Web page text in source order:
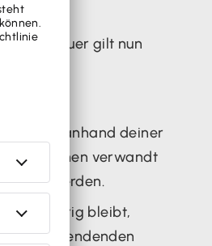
gilt nun
anhand deiner
verwandt
werden.
übrig bleibt,
anzuwendenden